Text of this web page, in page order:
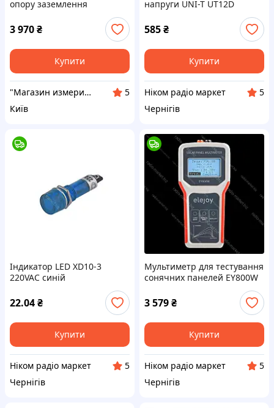
опору заземлення
3 970₴
Купити
"Магазин измерительной техники Gtest"
5
Київ
напруги UNI-T UT12D
585₴
Купити
Ніком радіо маркет
5
Чернігів
Індикатор LED XD10-3
220VAC синій
22.04₴
Купити
Ніком радіо маркет
5
Чернігів
Мультиметр для тестування
сонячних панелей EY800W
3 579₴
Купити
Ніком радіо маркет
5
Чернігів